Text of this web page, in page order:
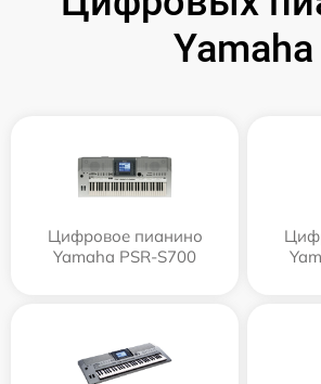
Yamaha
Цифровое пианино
Yamaha PSR-S700